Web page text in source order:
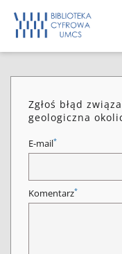
Zgłoś błąd
geologiczna
E-mail*
Komentarz*